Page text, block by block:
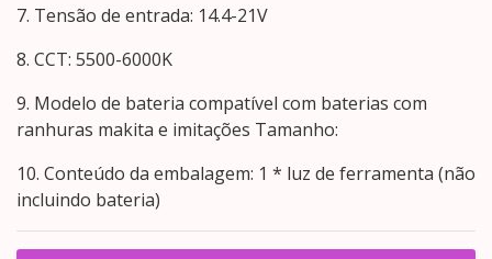
7. Tensão de entrada: 14.4-21V
8. CCT: 5500-6000K
9. Modelo de bateria compatível com baterias com
ranhuras makita e imitações Tamanho:
10. Conteúdo da embalagem: 1 * luz de ferramenta (não
incluindo bateria)